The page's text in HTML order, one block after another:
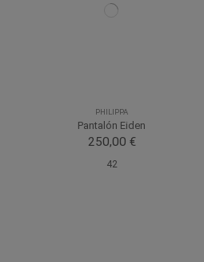
PHILIPPA
Pantalón Eiden
250,00 €
42